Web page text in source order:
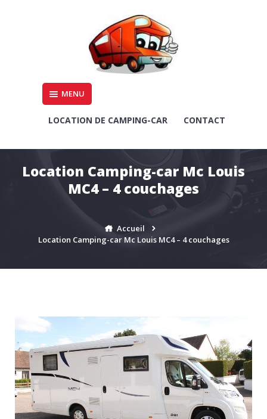
LOCATION ET OCCASION
DE CAMPING-CAR –
HAUT DE FRANCE
Location et occasion de camping car
MENU
LOCATION DE CAMPING-CAR CONTACT
Location Camping-car Mc Louis
MC4 – 4 couchages
Accueil
Location Camping-car Mc Louis MC4 – 4 couchages